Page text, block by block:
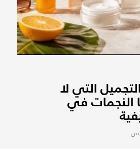
التي لا
النجمات في